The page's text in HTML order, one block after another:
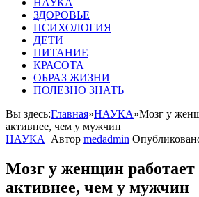
НАУКА
ЗДОРОВЬЕ
ПСИХОЛОГИЯ
ДЕТИ
ПИТАНИЕ
КРАСОТА
ОБРАЗ ЖИЗНИ
ПОЛЕЗНО ЗНАТЬ
Вы здесь:Главная»НАУКА»Мозг у
активнее, чем у мужчин
НАУКА
Автор medadmin
Мозг у женщин работает
активнее, чем у мужчин